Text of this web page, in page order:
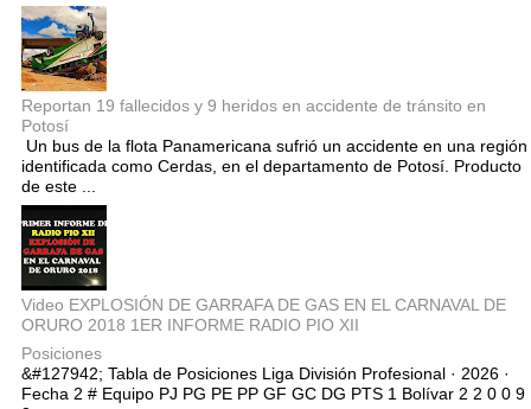
Reportan 19 fallecidos y 9 heridos en accidente de tránsito en
Potosí
Un bus de la flota Panamericana sufrió un accidente en una región
identificada como Cerdas, en el departamento de Potosí. Producto
de este ...
Video EXPLOSIÓN DE GARRAFA DE GAS EN EL CARNAVAL DE
ORURO 2018 1ER INFORME RADIO PIO XII
Posiciones
&#127942; Tabla de Posiciones Liga División Profesional · 2026 ·
Fecha 2 # Equipo PJ PG PE PP GF GC DG PTS 1 Bolívar 2 2 0 0 9